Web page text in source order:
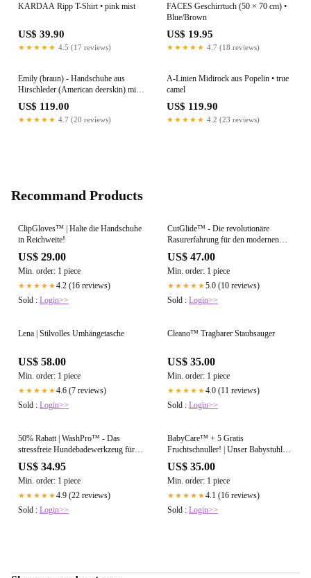
KARDAA Ripp T-Shirt • pink mist
US$ 39.90
★★★★★ 4.5 (17 reviews)
FACES Geschirrtuch (50 × 70 cm) •
Blue/Brown
US$ 19.95
★★★★★ 4.7 (18 reviews)
Emily (braun) - Handschuhe aus
Hirschleder (American deerskin) mit
Wollfutter
US$ 119.00
★★★★★ 4.7 (20 reviews)
A-Linien Midirock aus Popelin • true
camel
US$ 119.90
★★★★★ 4.2 (23 reviews)
Recommand Products
ClipGloves™ | Halte die Handschuhe
in Reichweite!
US$ 29.00
Min. order: 1 piece
★★★★★4.2 (16 reviews)
Sold : Login>>
CutGlide™ - Die revolutionäre
Rasurerfahrung für den modernen
Mann
US$ 47.00
Min. order: 1 piece
★★★★★5.0 (10 reviews)
Sold : Login>>
Lena | Stilvolles Umhängetasche
US$ 58.00
Min. order: 1 piece
★★★★★4.6 (7 reviews)
Sold : Login>>
Cleano™ Tragbarer Staubsauger
US$ 35.00
Min. order: 1 piece
★★★★★4.0 (11 reviews)
Sold : Login>>
50% Rabatt | WashPro™ - Das
stressfreie Hundebadewerkzeug für
ein angenehmes Badeerlebnis!
US$ 34.95
Min. order: 1 piece
★★★★★4.9 (22 reviews)
Sold : Login>>
BabyCare™ + 5 Gratis
Fruchtschnuller! | Unser Babystuhl-
Gürtel für bequemes Füttern und
sicheres Sitzen!
US$ 35.00
Min. order: 1 piece
★★★★★4.1 (16 reviews)
Sold : Login>>